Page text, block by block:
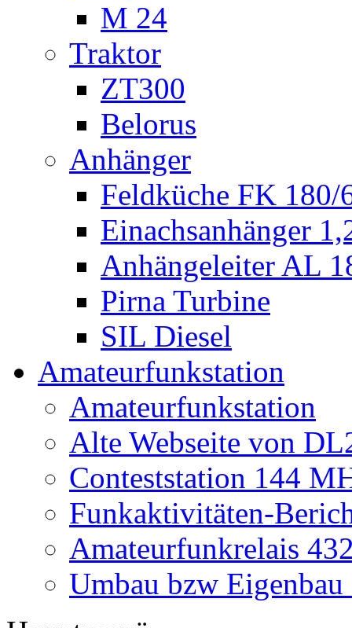
M 24
Traktor
ZT300
Belorus
Anhänger
Feldküche FK 180/
Einachsanhänger
Anhängeleiter AL
Pirna Turbine
SIL Diesel
Amateurfunkstation
Amateurfunkstation
Alte Webseite von
Conteststation 144
Funkaktivitäten-
Amateurfunkrelais
Umbau bzw